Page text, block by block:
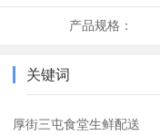
产品规格：
关键词
厚街三屯食堂生鲜配送